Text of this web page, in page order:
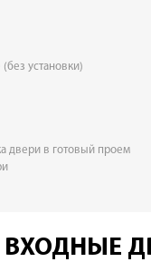
установки)
двери в готовый проем